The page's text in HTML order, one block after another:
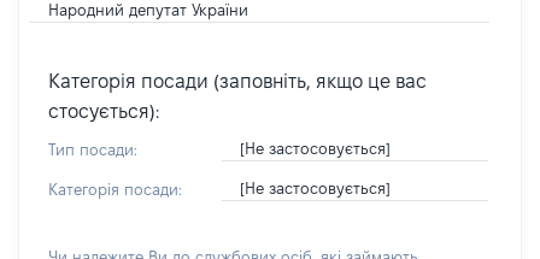
Народний депутат України
Категорія посади (заповніть, якщо це вас
стосується):
Тип посади: [Не застосовується]
Категорія посади: [Не застосовується]